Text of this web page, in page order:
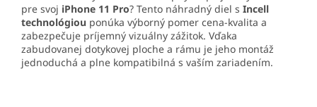
pre svoj iPhone 11 Pro? Tento náhradný diel s Incell
technológiou ponúka výborný pomer cena-kvalita a
zabezpečuje príjemný vizuálny zážitok. Vďaka
zabudovanej dotykovej ploche a rámu je jeho montáž
jednoduchá a plne kompatibilná s vaším zariadením.